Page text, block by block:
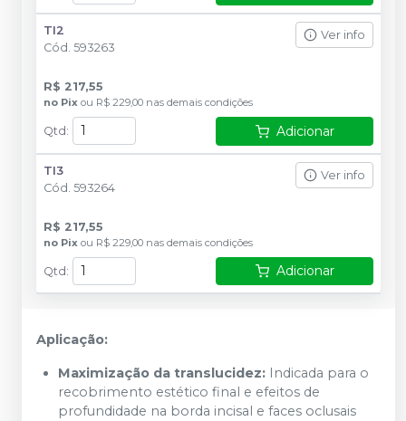
TI2
Cód. 593263
Ver info
R$ 217,55
no Pix ou R$ 229,00 nas demais condições
Qtd : Adicionar
TI3
Cód. 593264
Ver info
R$ 217,55
no Pix ou R$ 229,00 nas demais condições
Qtd: Adicionar
Aplicação:
Maximização da translucidez: Indicada para o
recobrimento estético final e efeitos de
profundidade na borda incisal e faces oclusais